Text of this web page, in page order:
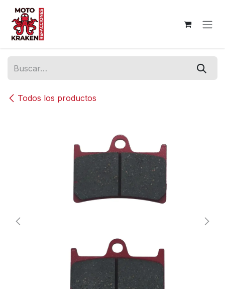
Ir al contenido
Todos los productos